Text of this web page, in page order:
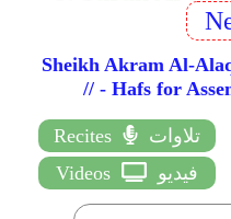
Recites تلاوات
Videos
فيديو